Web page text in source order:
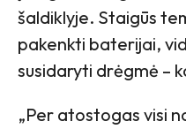
šaldiklyje. Staigūs
pakenkti baterijai,
susidaryti drėgmė –
„Per atostogas visi